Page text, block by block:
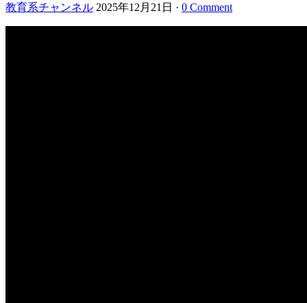
教育系チャンネル 2025年12月21日 · 0 Comment